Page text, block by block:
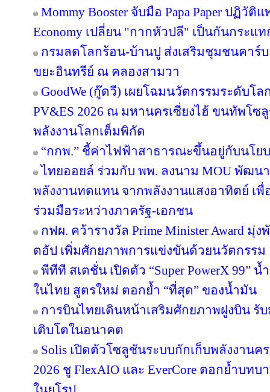
Mommy Booster จับมือ Papa Paper ปฏิวัติ
Economy เปลี่ยน "กากหัวปลี" เป็นกันกระแ
กรมลดโลกร้อน-บ้านปู ส่งเสริมชุมชนคาร์
ขยะอินทรีย์ ณ คลองสามวา
GoodWe (กู๊ดวี) เผยโฉมนวัตกรรมระดับโล
PV&ES 2026 ณ มหานครเซี่ยงไฮ้ ขนทัพโ
พลังงานโลกเต็มพิกัด
“กกพ.” ชี้ค่าไฟฟ้าสาธารณะขึ้นอยู่กับนโย
ไทยออยล์ ร่วมกับ พพ. ลงนาม MOU พัฒนา
พลังงานทดแทน จากพลังงานแสงอาทิตย์ เพื่
ร่วมมือระหว่างภาครัฐ-เอกชน
กฟผ. คว้ารางวัล Prime Minister Award มุ่
ตอัป เพิ่มศักยภาพการแข่งขันด้วยนวัตกรรม
พีทีที สเตชั่น เปิดตัว “Super PowerX 99”
ในไทย สูตรใหม่ ตอกย้ำ “ที่สุด” ของน้ำมัน
การบินไทยเดินหน้าเสริมศักยภาพฝูงบิน รับ
เติบโตในอนาคต
Solis เปิดตัวโซลูชันระบบกักเก็บพลังงานคร
2026 ชู FlexAIO และ EverCore ตอกย้ำบท